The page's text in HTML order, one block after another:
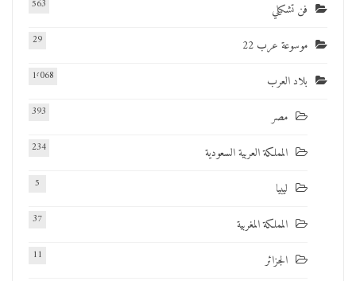
فن تشكيلي 563
موسوعة عرب 22 29
بلاد العرب 1٬068
مصر 393
المملكة العربية السعودية 234
ليبيا 5
المملكة المغربية 37
الجزائر 11